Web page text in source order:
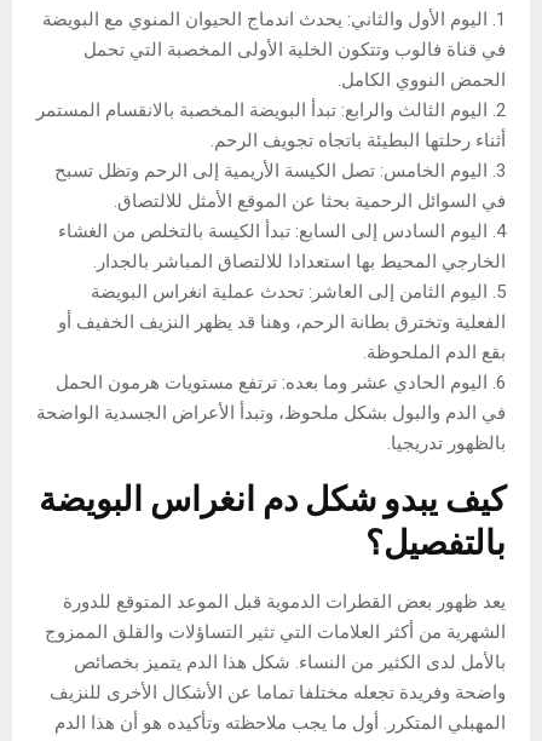
1. اليوم الأول والثاني: يحدث اندماج الحيوان المنوي مع البويضة
في قناة فالوب وتتكون الخلية الأولى المخصبة التي تحمل
الحمض النووي الكامل.
2. اليوم الثالث والرابع: تبدأ البويضة المخصبة بالانقسام المستمر
أثناء رحلتها البطيئة باتجاه تجويف الرحم.
3. اليوم الخامس: تصل الكيسة الأريمية إلى الرحم وتظل تسبح
في السوائل الرحمية بحثا عن الموقع الأمثل للالتصاق.
4. اليوم السادس إلى السابع: تبدأ الكيسة بالتخلص من الغشاء
الخارجي المحيط بها استعدادا للالتصاق المباشر بالجدار.
5. اليوم الثامن إلى العاشر: تحدث عملية انغراس البويضة
الفعلية وتخترق بطانة الرحم، وهنا قد يظهر النزيف الخفيف أو
بقع الدم الملحوظة.
6. اليوم الحادي عشر وما بعده: ترتفع مستويات هرمون الحمل
في الدم والبول بشكل ملحوظ، وتبدأ الأعراض الجسدية الواضحة
بالظهور تدريجيا.
كيف يبدو شكل دم انغراس البويضة
بالتفصيل؟
يعد ظهور بعض القطرات الدموية قبل الموعد المتوقع للدورة
الشهرية من أكثر العلامات التي تثير التساؤلات والقلق الممزوج
بالأمل لدى الكثير من النساء. شكل هذا الدم يتميز بخصائص
واضحة وفريدة تجعله مختلفا تماما عن الأشكال الأخرى للنزيف
المهبلي المتكرر. أول ما يجب ملاحظته وتأكيده هو أن هذا الدم